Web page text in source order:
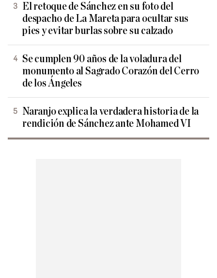
El retoque de Sánchez en su foto del
despacho de La Mareta para ocultar sus
pies y evitar burlas sobre su calzado
Se cumplen 90 años de la voladura del
monumento al Sagrado Corazón del Cerro
de los Ángeles
Naranjo explica la verdadera historia de la
rendición de Sánchez ante Mohamed VI